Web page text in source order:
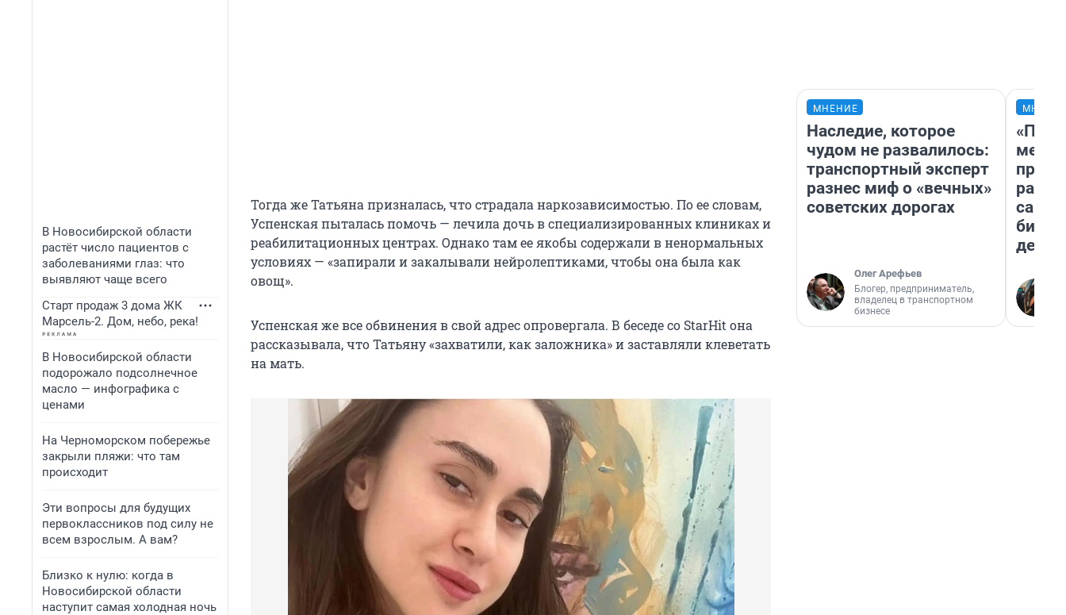
В Новосибирской области
растёт число пациентов с
заболеваниями глаз: что
выявляют чаще всего
Старт продаж 3 дома ЖК
Марсель-2. Дом, небо, река!
В Новосибирской области
подорожало подсолнечное
масло — инфографика с
ценами
На Черноморском побережье
закрыли пляжи: что там
происходит
Эти вопросы для будущих
первоклассников под силу не
всем взрослым. А вам?
Близко к нулю: когда в
Новосибирской области
наступит самая холодная ночь
Тогда же Татьяна призналась, что страдала наркозависимостью. По ее словам,
Успенская пыталась помочь — лечила дочь в специализированных клиниках и
реабилитационных центрах. Однако там ее якобы содержали в ненормальных
условиях — «запирали и закалывали нейролептиками, чтобы она была как
овощ».
Успенская же все обвинения в свой адрес опровергала. В беседе со StarHit она
рассказывала, что Татьяну «захватили, как заложника» и заставляли клеветать
на мать.
МНЕНИЕ
Наследие, которое
чудом не развалилось:
транспортный эксперт
разнес миф о «вечных»
советских дорогах
Олег Арефьев
Блогер, предприниматель,
владелец в транспортном
бизнесе